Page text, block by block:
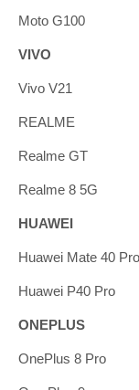
Moto G100
VIVO
Vivo V21
REALME
Realme GT
Realme 8 5G
HUAWEI
Huawei Mate 40 Pro
Huawei P40 Pro
ONEPLUS
OnePlus 8 Pro